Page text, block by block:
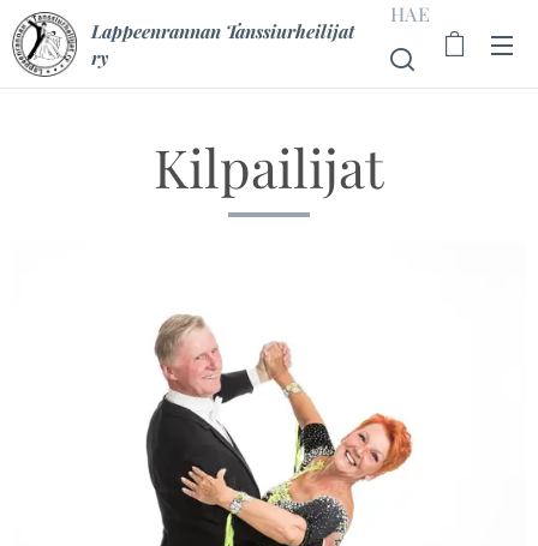
Lappeenrannan Tanssiurheilijat
ry
HAE
Kilpailijat